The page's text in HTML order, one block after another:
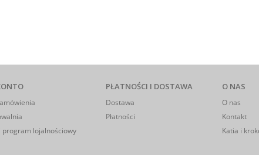
program lojalnościowy
PŁATNOŚCI I DOSTAWA
Dostawa
Płatności
O NAS
O nas
Kontakt
Katia i